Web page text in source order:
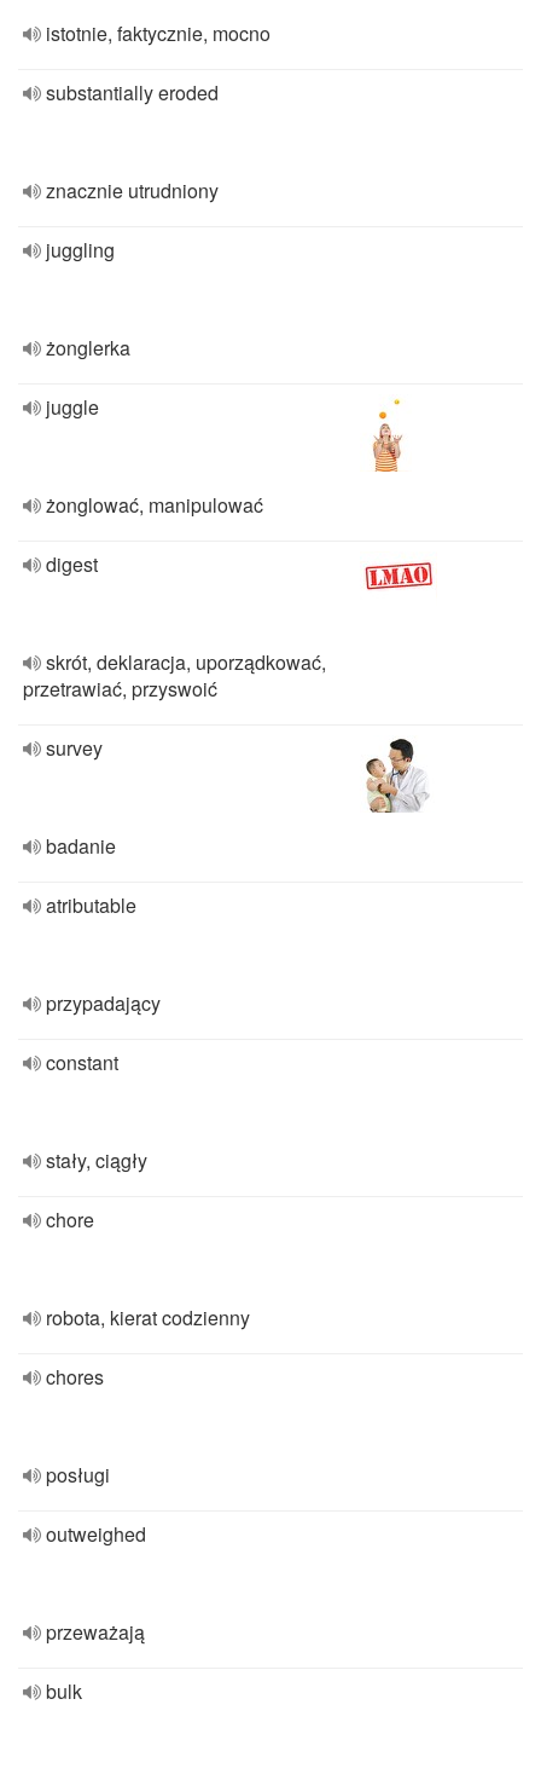
istotnie, faktycznie, mocno
substantially eroded
znacznie utrudniony
juggling
żonglerka
juggle
żonglować, manipulować
digest
skrót, deklaracja, uporządkować,
przetrawiać, przyswoić
survey
badanie
atributable
przypadający
constant
stały, ciągły
chore
robota, kierat codzienny
chores
posługi
outweighed
przeważają
bulk